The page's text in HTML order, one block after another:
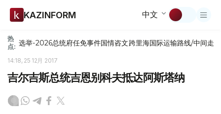
KAZINFORM 中文
热
点: 选举-2026总统府任免事件国情咨文跨里海国际运输路线/中间走廊
14:18, 25 12月 2017
吉尔吉斯总统吉恩别科夫抵达阿斯塔纳